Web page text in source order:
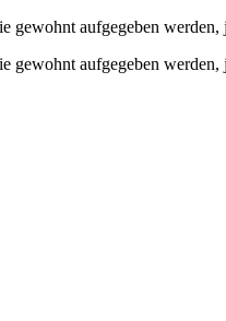
gewohnt aufgegeben
gewohnt aufgegeben